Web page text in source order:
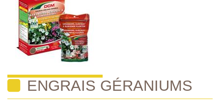
ENGRAIS GÉRANIUMS